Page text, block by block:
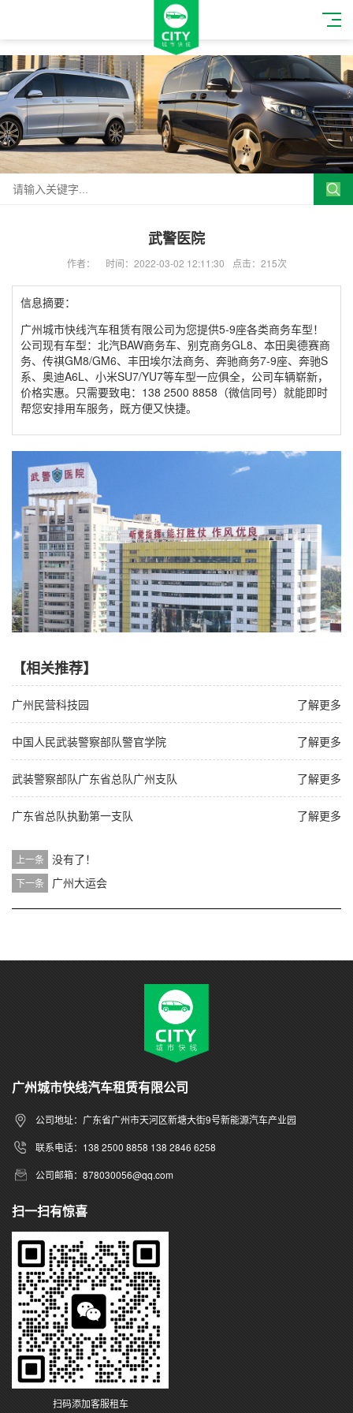
武警医院
作者： 时间：2022-03-02 12:11:30 点击：215次
信息摘要：
广州城市快线汽车租赁有限公司为您提供5-9座各类商务车型！
公司现有车型：北汽BAW商务车、别克商务GL8、本田奥德赛商
务、传祺GM8/GM6、丰田埃尔法商务、奔驰商务7-9座、奔驰S
系、奥迪A6L、小米SU7/YU7等车型一应俱全，公司车辆崭新，
价格实惠。只需要致电：138 2500 8858（微信同号）就能即时
帮您安排用车服务，既方便又快捷。
【相关推荐】
了解更多
广州民营科技园
了解更多
中国人民武装警察部队警官学院
了解更多
武装警察部队广东省总队广州支队
了解更多
广东省总队执勤第一支队
上一条 没有了！
下一条 广州大运会
广州城市快线汽车租赁有限公司
公司地址：广东省广州市天河区新塘大街9号新能源汽车产业园
联系电话：138 2500 8858 138 2846 6258
公司邮箱：878030056@qq.com
扫一扫有惊喜
扫码添加客服租车